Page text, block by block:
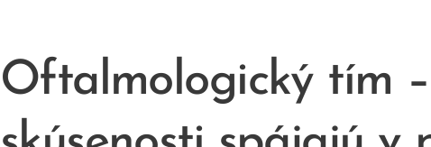
Oftalmologický tím